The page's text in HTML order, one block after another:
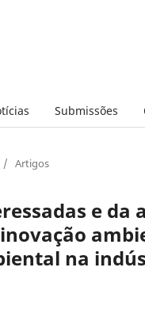
Submissões
/ Artigos
e da
na